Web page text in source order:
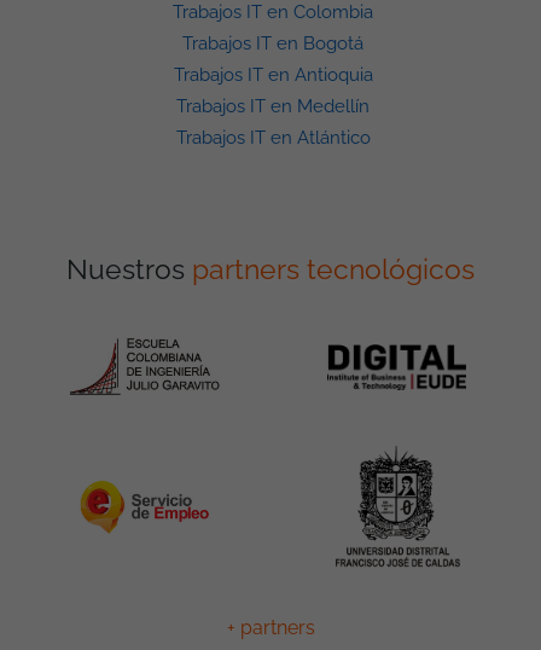
Trabajos IT en Colombia
Trabajos IT en Bogotá
Trabajos IT en Antioquia
Trabajos IT en Medellín
Trabajos IT en Atlántico
Nuestros partners tecnológicos
+ partners